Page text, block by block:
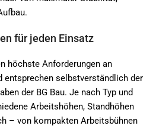
für jeden Einsatz
höchste Anforderungen an
entsprechen selbstverständlich der
der BG Bau. Je nach Typ und
Arbeitshöhen, Standhöhen
– von kompakten Arbeitsbühnen